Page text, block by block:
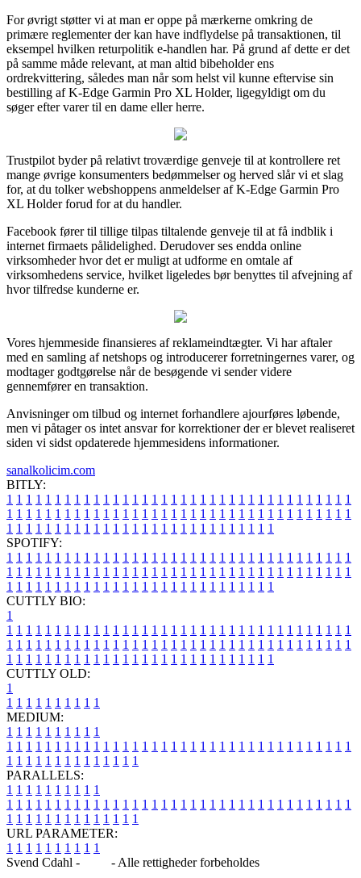
For øvrigt støtter vi at man er oppe på mærkerne omkring de
primære reglementer der kan have indflydelse på transaktionen, til
eksempel hvilken returpolitik e-handlen har. På grund af dette er det
på samme måde relevant, at man altid bibeholder ens
ordrekvittering, således man når som helst vil kunne eftervise sin
bestilling af K-Edge Garmin Pro XL Holder, ligegyldigt om du
søger efter varer til en dame eller herre.
Trustpilot byder på relativt troværdige genveje til at kontrollere ret
mange øvrige konsumenters bedømmelser og herved slår vi et slag
for, at du tolker webshoppens anmeldelser af K-Edge Garmin Pro
XL Holder forud for at du handler.
Facebook fører til tillige tilpas tiltalende genveje til at få indblik i
internet firmaets pålidelighed. Derudover ses endda online
virksomheder hvor det er muligt at udforme en omtale af
virksomhedens service, hvilket ligeledes bør benyttes til afvejning af
hvor tilfredse kunderne er.
Vores hjemmeside finansieres af reklameindtægter. Vi har aftaler
med en samling af netshops og introducerer forretningernes varer, og
modtager godtgørelse når de besøgende vi sender videre
gennemfører en transaktion.
Anvisninger om tilbud og internet forhandlere ajourføres løbende,
men vi påtager os intet ansvar for korrektioner der er blevet realiseret
siden vi sidst opdaterede hjemmesidens informationer.
sanalkolicim.com
BITLY:
1 1 1 1 1 1 1 1 1 1 1 1 1 1 1 1 1 1 1 1 1 1 1 1 1 1 1 1 1 1 1 1 1 1 1 1
1 1 1 1 1 1 1 1 1 1 1 1 1 1 1 1 1 1 1 1 1 1 1 1 1 1 1 1 1 1 1 1 1 1 1 1
1 1 1 1 1 1 1 1 1 1 1 1 1 1 1 1 1 1 1 1 1 1 1 1 1 1 1 1
SPOTIFY:
1 1 1 1 1 1 1 1 1 1 1 1 1 1 1 1 1 1 1 1 1 1 1 1 1 1 1 1 1 1 1 1 1 1 1 1
1 1 1 1 1 1 1 1 1 1 1 1 1 1 1 1 1 1 1 1 1 1 1 1 1 1 1 1 1 1 1 1 1 1 1 1
1 1 1 1 1 1 1 1 1 1 1 1 1 1 1 1 1 1 1 1 1 1 1 1 1 1 1 1
CUTTLY BIO:
1
1 1 1 1 1 1 1 1 1 1 1 1 1 1 1 1 1 1 1 1 1 1 1 1 1 1 1 1 1 1 1 1 1 1 1 1
1 1 1 1 1 1 1 1 1 1 1 1 1 1 1 1 1 1 1 1 1 1 1 1 1 1 1 1 1 1 1 1 1 1 1 1
1 1 1 1 1 1 1 1 1 1 1 1 1 1 1 1 1 1 1 1 1 1 1 1 1 1 1 1
CUTTLY OLD:
1
1 1 1 1 1 1 1 1 1 1
MEDIUM:
1 1 1 1 1 1 1 1 1 1
1 1 1 1 1 1 1 1 1 1 1 1 1 1 1 1 1 1 1 1 1 1 1 1 1 1 1 1 1 1 1 1 1 1 1 1
1 1 1 1 1 1 1 1 1 1 1 1 1 1
PARALLELS:
1 1 1 1 1 1 1 1 1 1
1 1 1 1 1 1 1 1 1 1 1 1 1 1 1 1 1 1 1 1 1 1 1 1 1 1 1 1 1 1 1 1 1 1 1 1
1 1 1 1 1 1 1 1 1 1 1 1 1 1
URL PARAMETER:
1 1 1 1 1 1 1 1 1 1
Svend Cdahl -
- Alle rettigheder forbeholdes